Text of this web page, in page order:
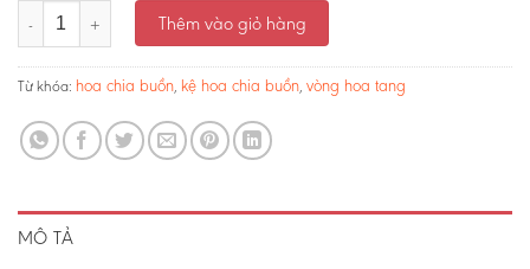
Kệ hoa chia buồn - Lệ rơi Tiễn Đưa 01- Ms:3799 số lượng
Thêm vào giỏ hàng
Từ khóa: hoa chia buồn, kệ hoa chia buồn, vòng hoa tang
MÔ TẢ